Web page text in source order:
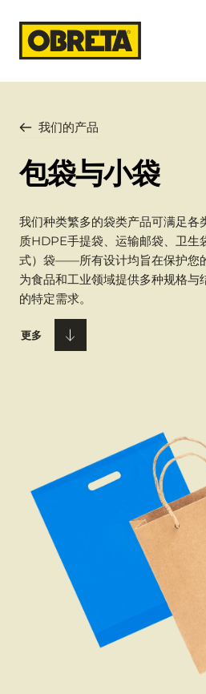
我们的产品
包袋与小袋
我们种类繁多的袋类产品可满足各
质HDPE手提袋、运输邮袋、卫生
式）袋——所有设计均旨在保护您
为食品和工业领域提供多种规格与
的特定需求。
更多